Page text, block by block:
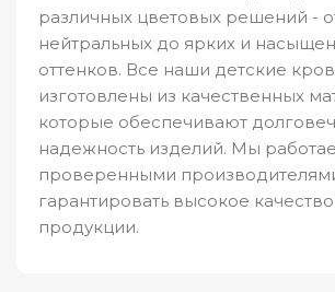
различных цветовых решений -
нейтральных до ярких и
оттенков. Все наши детские
изготовлены из качественных
которые обеспечивают
надежность изделий. Мы
проверенными
гарантировать высокое
продукции.